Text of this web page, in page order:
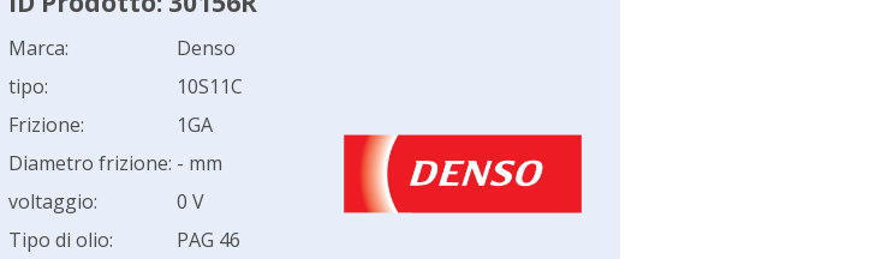
Marca:
Denso
tipo:
10S11C
Frizione:
1GA
Diametro frizione: - mm
voltaggio:
0 V
Tipo di olio:
PAG 46